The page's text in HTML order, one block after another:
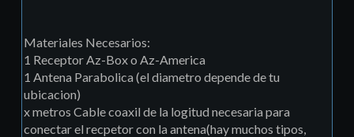
Materiales Necesarios:
1 Receptor Az-Box o Az-America
1 Antena Parabolica (el diametro depende de tu
ubicacion)
x metros Cable coaxil de la logitud necesaria para
conectar el recpetor con la antena(hay muchos tipos,